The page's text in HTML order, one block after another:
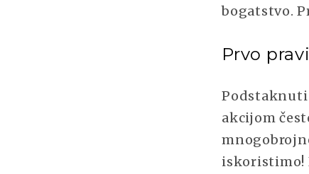
bogatstvo.
Prvo
akcijom
iskoristimo!